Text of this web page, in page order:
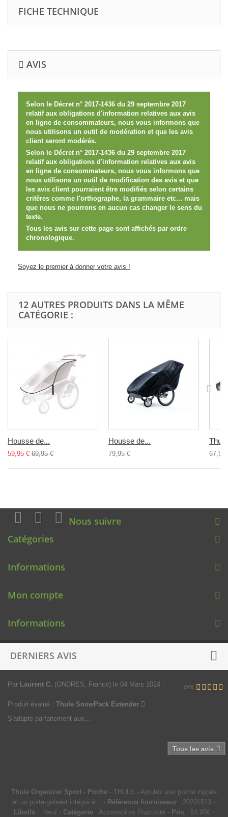
FICHE TECHNIQUE
AVIS
Selon le Décret n° 2017-1436 du 29 septembre 2017
relatif aux obligations d'information relatives aux avis
en ligne de consommateurs, nous vous informons que
nous utilisons un outil de modération et que les avis
client seront modérés.
Selon le Décret n° 2017-1436 du 29 septembre 2017
relatif aux obligations d'information relatives aux avis
en ligne de consommateurs, nous vous informons que
nous utilisons un outil de modification des avis et que
les avis client pourraient être modifiés selon certains
critères comme l'orthographe, la grammaire etc... mais
que nous ne pourrons en aucun cas changer le sens du
texte.
Tous les avis sur cette page sont affichés par ordre
chronologique.
Soyez le premier à donner votre avis !
12 AUTRES PRODUITS DANS LA MÊME
CATÉGORIE :
Housse de...
59,95 € 69,95 €
Housse de...
79,95 € 67,95
Nous suivre
Catégories
Informations
Mon compte
Informations
DERNIERS AVIS
Par Laurent C. (ONDRES, France) le 04 Mars 2024 : (5/5)
Produit évalué : Thule SnowPack Extender
S'adapte parfaitement aux...
Tous les avis
Thule Organizer Sport - Poche - THULE - Ajoutez une poche zippée
et un porte-gobelet intégré à...
- Référence fournisseur : 20201513 -
Libellé : Neuf - Catégorie : Accessoires Practicité - Prix : 54.95€ -